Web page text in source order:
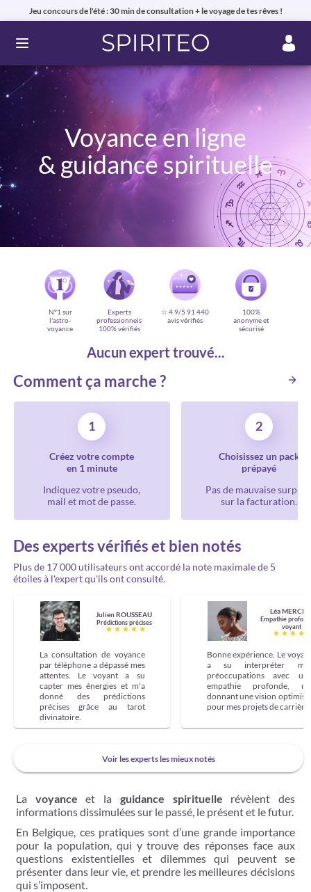
Jeu concours de l'été : 30 min de consultation + le voyage de tes rêves !
Ouvrir le menu
Voyance en ligne
& guidance spirituelle
N°1 sur
l'astro-
voyance
Experts
professionnels
100% vérifiés
☆ 4.9/5 91 440
avis vérifiés
100%
anonyme et
sécurisé
Aucun expert trouvé...
Comment ça marche ?
1
Créez votre compte
en 1 minute
Indiquez votre pseudo,
mail et mot de passe.
2
Choisissez un pack
prépayé
Pas de mauvaise
sur la facturation.
Des experts vérifiés et bien notés
Plus de 17 000 utilisateurs ont accordé la note maximale de 5
étoiles à l'expert qu'ils ont consulté.
Julien ROUSSEAU
Prédictions précises
La consultation de voyance
par téléphone a dépassé mes
attentes. Le voyant a su
capter mes énergies et m'a
donné des prédictions
précises grâce au tarot
divinatoire.
Léa
Empathie
voyant
Bonne expérience. Le
a su interpréter
préoccupations avec
empathie profonde,
donnant une vision
pour mes projets de carrière.
Voir les experts les mieux notés
La voyance et la guidance spirituelle révèlent des
informations dissimulées sur le passé, le présent et le futur.
En Belgique, ces pratiques sont d’une grande importance
pour la population, qui y trouve des réponses face aux
questions existentielles et dilemmes qui peuvent se
présenter dans leur vie, et prendre les meilleures décisions
qui s’imposent.